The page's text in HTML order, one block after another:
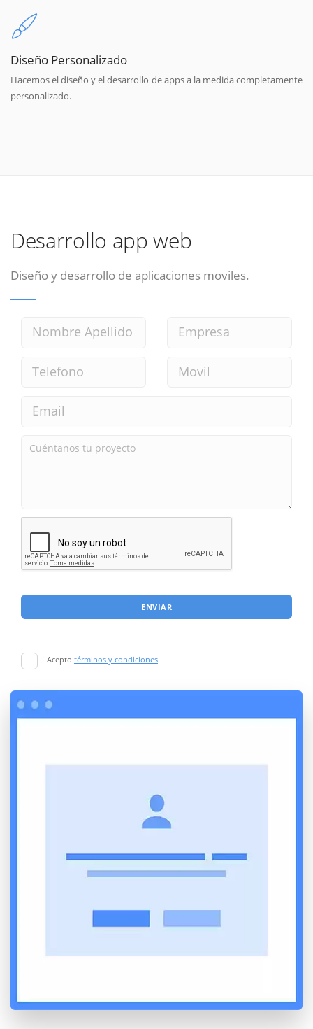
Diseño Personalizado
Hacemos el diseño y el desarrollo de apps a la medida completamente
personalizado.
Desarrollo app web
Diseño y desarrollo de aplicaciones moviles.
ENVIAR
Acepto términos y condiciones